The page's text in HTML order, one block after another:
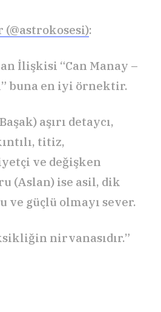
:
İlişkisi “Can Manay –
buna en iyi örnektir.
aşırı detaycı,
titiz,
ve değişken
(Aslan) ise asil, dik
ve güçlü olmayı sever.
nirvanasıdır.”